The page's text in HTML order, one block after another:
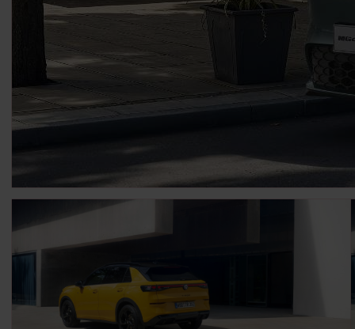
MG4 EV Urban
Leasingangebote
ca.